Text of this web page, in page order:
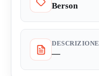
Berson
DESCRIZIONE
—